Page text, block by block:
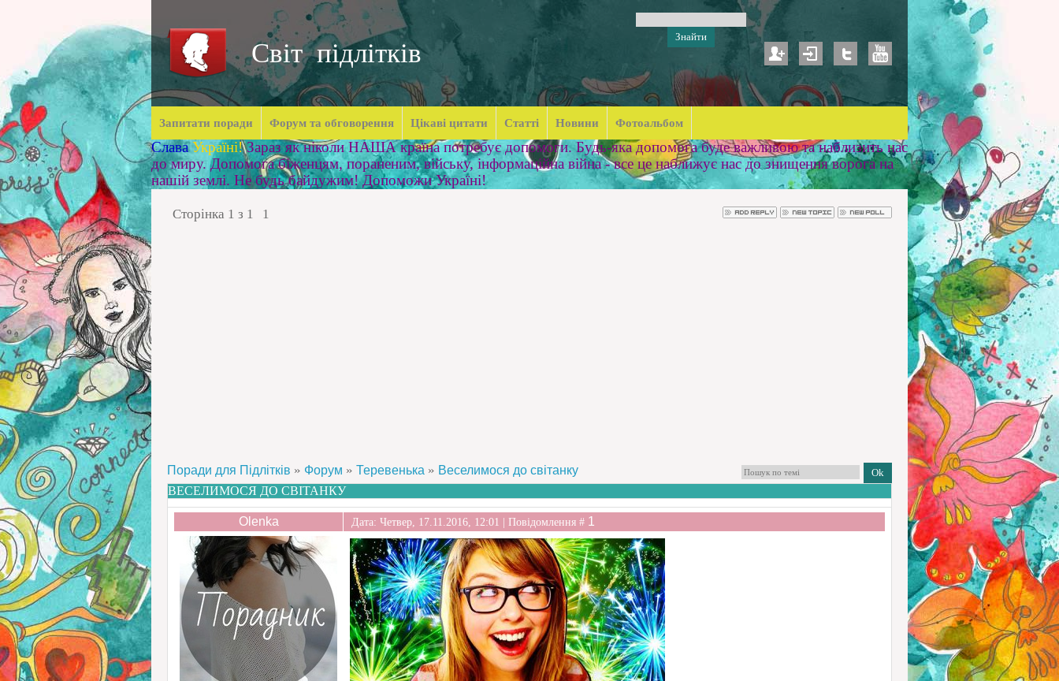
Світ підлітків
Запитати поради Форум та обговорення Цікаві цитати Статті Новини Фотоальбом
Слава Україні! Зараз як ніколи НАША країна потребує допомоги. Будь-яка допомога буде важливою та наблизить нас
до миру. Допомога біженцям, пораненим, війську, інформаційна війна - все це наближує нас до знищення ворога на
нашій землі. Не будь байдужим! Допоможи Україні!
Сторінка 1 з 1 1
Поради для Підлітків » Форум » Теревенька » Веселимося до світанку
ВЕСЕЛИМОСЯ ДО СВІТАНКУ
Olenka Дата: Четвер, 17.11.2016, 12:01 | Повідомлення # 1